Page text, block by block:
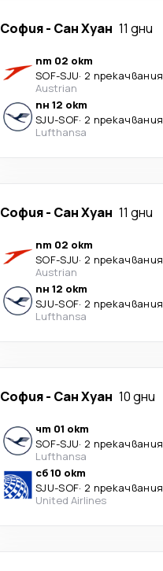
София- Сан Хуан 11 дни
пт 02 окт
SOF-SJU· 2 прекачвания
Austrian
пн 12 окт
SJU-SOF· 2 прекачвания
Lufthansa
София- Сан Хуан 11 дни
пт 02 окт
SOF-SJU· 2 прекачвания
Austrian
пн 12 окт
SJU-SOF· 2 прекачвания
Lufthansa
София- Сан Хуан 10 дни
чт 01 окт
SOF-SJU· 2 прекачвания
Lufthansa
сб 10 окт
SJU-SOF· 2 прекачвания
United Airlines